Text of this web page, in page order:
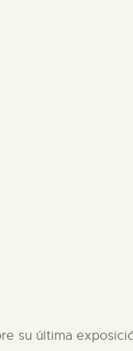
su última